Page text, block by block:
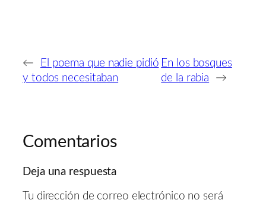
←
El poema que nadie pidió
y todos necesitaban
En los bosques
de la rabia
→
Comentarios
Deja una respuesta
Tu dirección de correo electrónico no será